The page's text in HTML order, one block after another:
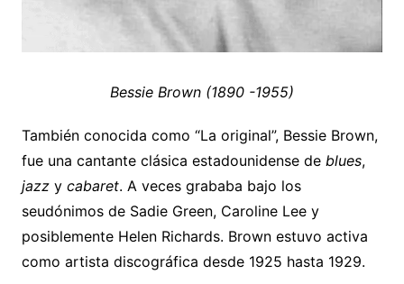
Bessie Brown (1890 -1955)
También conocida como “La original”, Bessie Brown,
fue una cantante clásica estadounidense de blues,
jazzy cabaret. A veces grababa bajo los
seudónimos de Sadie Green, Caroline Lee y
posiblemente Helen Richards. Brown estuvo activa
como artista discográfica desde 1925 hasta 1929.